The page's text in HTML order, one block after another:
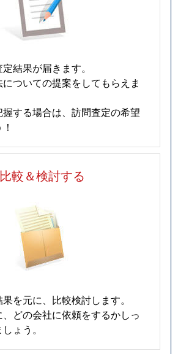
結果が届きます。
ついての提案をしてもらえま
する場合は、訪問査定の希望
比較＆検討する
を元に、比較検討します。
どの会社に依頼をするかしっ
ょう。